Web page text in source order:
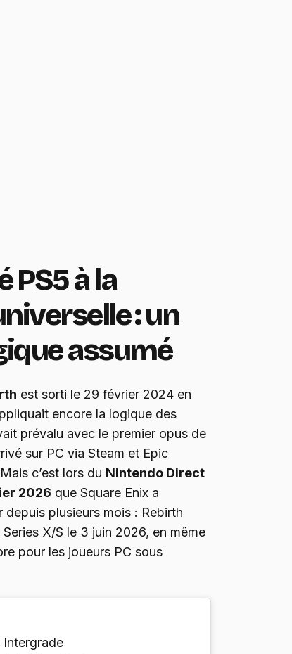
PS5 à la
: un
assumé
est sorti le 29 février 2024 en
encore la logique des
prévalu avec le premier opus de
sur PC via Steam et Epic
c’est lors du Nintendo Direct
2026 que Square Enix a
depuis plusieurs mois : Rebirth
X/S le 3 juin 2026, en même
pour les joueurs PC sous
Intergrade